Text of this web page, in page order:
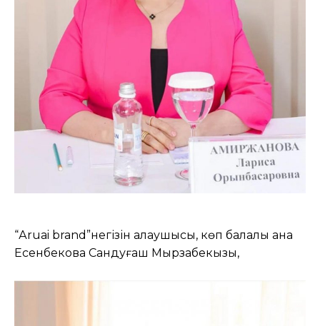
“Аruai brand”негізін қалаушысы, көп балалы ана
Есенбекова Сандуғаш Мырзабекқызы,